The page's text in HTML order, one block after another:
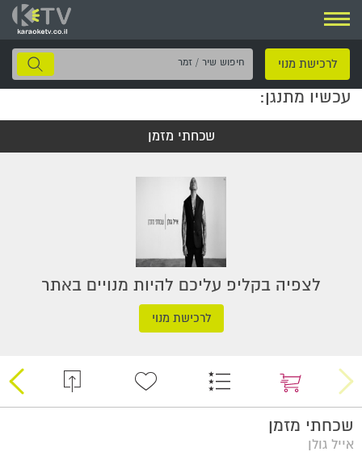
ניווט
לרכישת מנוי
חיפוש
שיר
עכשיו מתנגן:
שכחתי מזמן
לצפיה בקליפ עליכם להיות מנויים באתר
לרכישת מנוי
שכחתי מזמן
אייל גולן